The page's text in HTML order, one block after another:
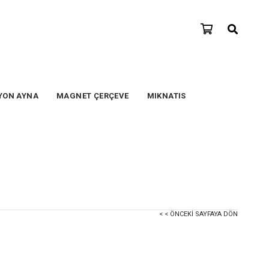
AYNA MAGNET ÇERÇEVE MIKNATIS
< < ÖNCEKI SAYFAYA DÖN